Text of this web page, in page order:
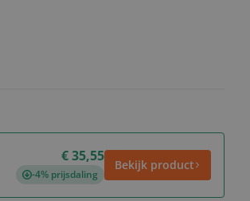
€ 35,55
-4% prijsdaling
Bekijk product